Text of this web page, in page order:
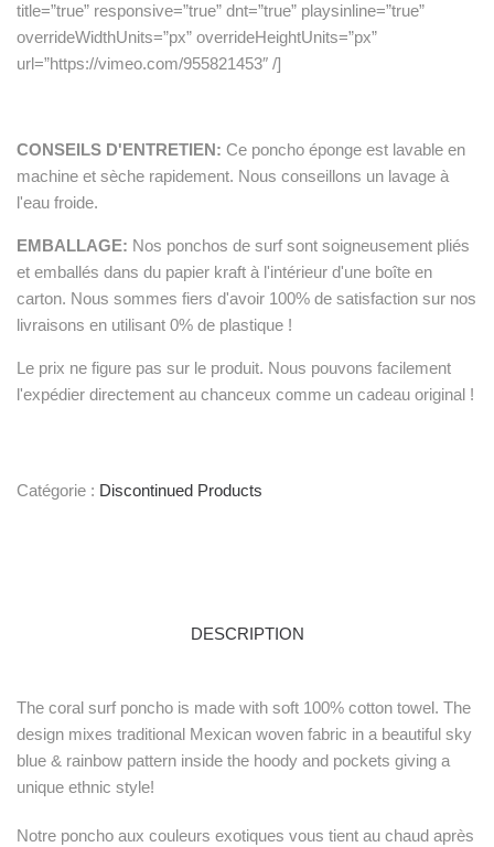
title=”true” responsive=”true” dnt=”true” playsinline=”true”
overrideWidthUnits=”px” overrideHeightUnits=”px”
url=”https://vimeo.com/955821453″ /]
CONSEILS D'ENTRETIEN: Ce poncho éponge est lavable en
machine et sèche rapidement. Nous conseillons un lavage à
l'eau froide.
EMBALLAGE: Nos ponchos de surf sont soigneusement pliés
et emballés dans du papier kraft à l'intérieur d'une boîte en
carton. Nous sommes fiers d'avoir 100% de satisfaction sur nos
livraisons en utilisant 0% de plastique !
Le prix ne figure pas sur le produit. Nous pouvons facilement
l'expédier directement au chanceux comme un cadeau original !
Catégorie : Discontinued Products
DESCRIPTION
The coral surf poncho is made with soft 100% cotton towel. The
design mixes traditional Mexican woven fabric in a beautiful sky
blue & rainbow pattern inside the hoody and pockets giving a
unique ethnic style!
Notre poncho aux couleurs exotiques vous tient au chaud après